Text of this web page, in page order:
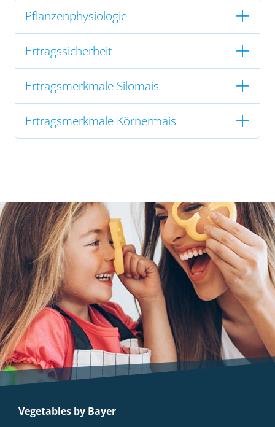
Pflanzenphysiologie
Ertragssicherheit
Ertragsmerkmale Silomais
Ertragsmerkmale Körnermais
Vegetables by Bayer